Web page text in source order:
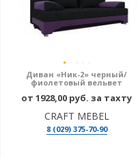
Диван «Ник-2» черный/
фиолетовый вельвет
от 1928,00 руб. за тахту
CRAFT MEBEL
8 (029) 375-70-90